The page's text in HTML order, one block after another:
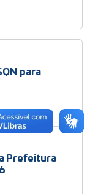
para
Prefeitura